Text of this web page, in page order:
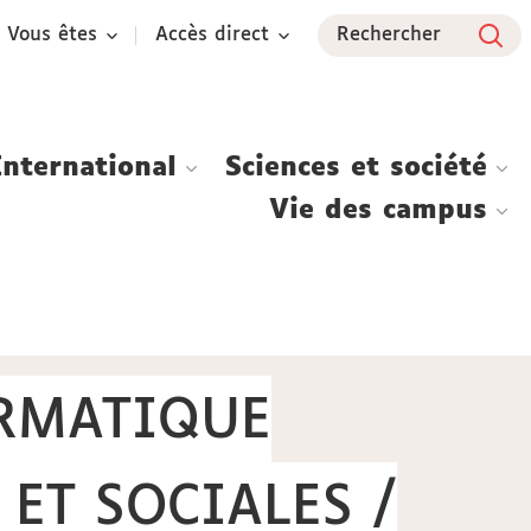
Vous êtes Accès direct Rechercher
Sciences et société
Vie des campus
SOCIALES /